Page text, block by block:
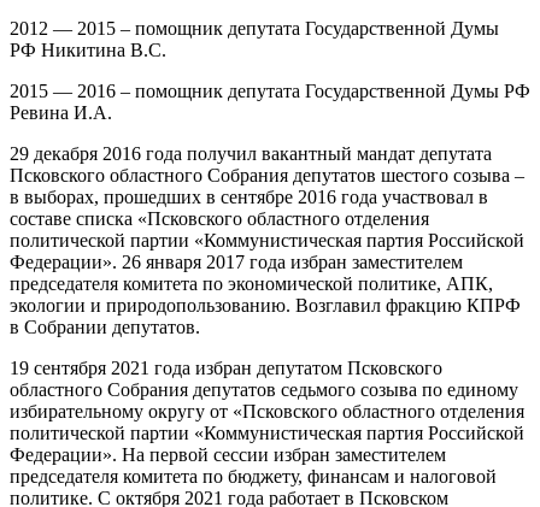
2012 — 2015 – помощник депутата Государственной Думы
РФ Никитина В.С.
2015 — 2016 – помощник депутата Государственной Думы РФ
Ревина И.А.
29 декабря 2016 года получил вакантный мандат депутата
Псковского областного Собрания депутатов шестого созыва –
в выборах, прошедших в сентябре 2016 года участвовал в
составе списка «Псковского областного отделения
политической партии «Коммунистическая партия Российской
Федерации». 26 января 2017 года избран заместителем
председателя комитета по экономической политике, АПК,
экологии и природопользованию. Возглавил фракцию КПРФ
в Собрании депутатов.
19 сентября 2021 года избран депутатом Псковского
областного Собрания депутатов седьмого созыва по единому
избирательному округу от «Псковского областного отделения
политической партии «Коммунистическая партия Российской
Федерации». На первой сессии избран заместителем
председателя комитета по бюджету, финансам и налоговой
политике. С октября 2021 года работает в Псковском